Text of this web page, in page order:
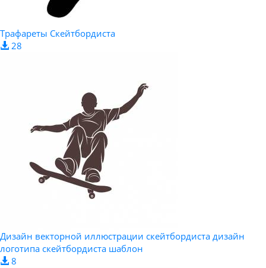
Трафареты Скейтбордиста
28
Дизайн векторной иллюстрации скейтбордиста дизайн
логотипа скейтбордиста шаблон
8